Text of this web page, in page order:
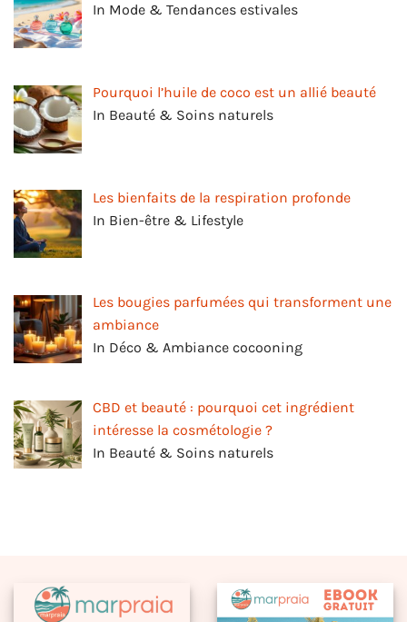
In Mode & Tendances estivales
Pourquoi l’huile de coco est un allié beauté
In Beauté & Soins naturels
Les bienfaits de la respiration profonde
In Bien-être & Lifestyle
Les bougies parfumées qui transforment une
ambiance
In Déco & Ambiance cocooning
CBD et beauté : pourquoi cet ingrédient
intéresse la cosmétologie ?
In Beauté & Soins naturels